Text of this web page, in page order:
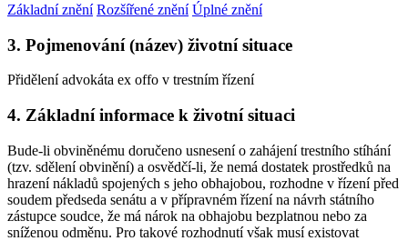
Základní znění Rozšířené znění Úplné znění
3. Pojmenování (název) životní situace
Přidělení advokáta ex offo v trestním řízení
4. Základní informace k životní situaci
Bude-li obviněnému doručeno usnesení o zahájení trestního stíhání
(tzv. sdělení obvinění) a osvědčí-li, že nemá dostatek prostředků na
hrazení nákladů spojených s jeho obhajobou, rozhodne v řízení před
soudem předseda senátu a v přípravném řízení na návrh státního
zástupce soudce, že má nárok na obhajobu bezplatnou nebo za
sníženou odměnu. Pro takové rozhodnutí však musí existovat